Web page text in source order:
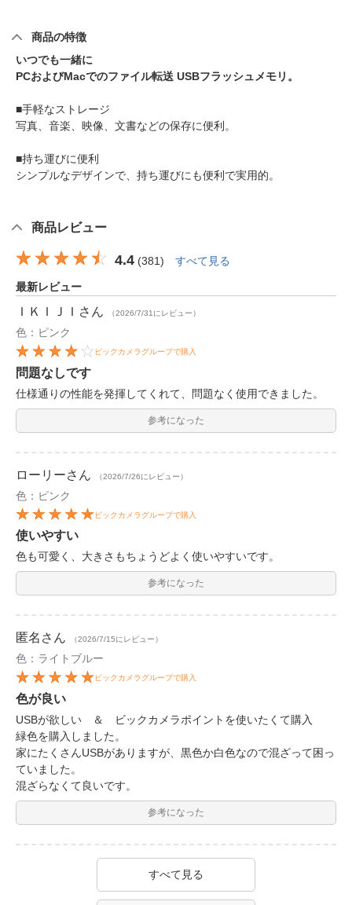
商品の特徴
いつでも一緒に
PCおよびMacでのファイル転送 USBフラッシュメモリ。
■手軽なストレージ
写真、音楽、映像、文書などの保存に便利。
■持ち運びに便利
シンプルなデザインで、持ち運びにも便利で実用的。
商品レビュー
4.4 (381) すべて見る
最新レビュー
ＩＫＩＪＩ さん （2026/7/31にレビュー）
色：ピンク
ビックカメラグループで購入
問題なしです
仕様通りの性能を発揮してくれて、問題なく使用できました。
参考になった
ローリーさん （2026/7/26にレビュー）
色：ピンク
ビックカメラグループで購入
使いやすい
色も可愛く、大きさもちょうどよく使いやすいです。
参考になった
匿名 さん （2026/7/15にレビュー）
色：ライトブルー
ビックカメラグループで購入
色が良い
USBが欲しい ＆ ビックカメラポイントを使いたくて購入
緑色を購入しました。
家にたくさんUSBがありますが、黒色か白色なので混ざって困っ
ていました。
混ざらなくて良いです。
参考になった
すべて見る